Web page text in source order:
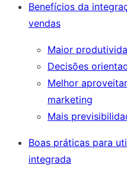
Benefícios da
vendas
Maior
Decisões
Melhor
marketing
Mais
Boas práticas para
integrada